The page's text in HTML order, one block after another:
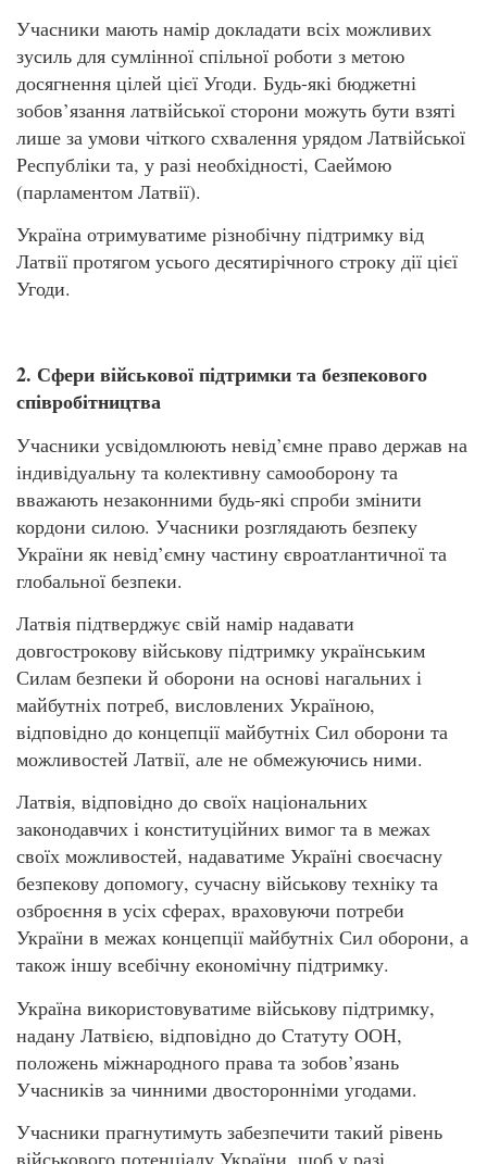
Учасники мають намір докладати всіх можливих
зусиль для сумлінної спільної роботи з метою
досягнення цілей цієї Угоди. Будь-які бюджетні
зобов’язання латвійської сторони можуть бути взяті
лише за умови чіткого схвалення урядом Латвійської
Республіки та, у разі необхідності, Саеймою
(парламентом Латвії).
Україна отримуватиме різнобічну підтримку від
Латвії протягом усього десятирічного строку дії цієї
Угоди.
2. Сфери військової підтримки та безпекового
співробітництва
Учасники усвідомлюють невід’ємне право держав на
індивідуальну та колективну самооборону та
вважають незаконними будь-які спроби змінити
кордони силою. Учасники розглядають безпеку
України як невід’ємну частину євроатлантичної та
глобальної безпеки.
Латвія підтверджує свій намір надавати
довгострокову військову підтримку українським
Силам безпеки й оборони на основі нагальних і
майбутніх потреб, висловлених Україною,
відповідно до концепції майбутніх Сил оборони та
можливостей Латвії, але не обмежуючись ними.
Латвія, відповідно до своїх національних
законодавчих і конституційних вимог та в межах
своїх можливостей, надаватиме Україні своєчасну
безпекову допомогу, сучасну військову техніку та
озброєння в усіх сферах, враховуючи потреби
України в межах концепції майбутніх Сил оборони, а
також іншу всебічну економічну підтримку.
Україна використовуватиме військову підтримку,
надану Латвією, відповідно до Статуту ООН,
положень міжнародного права та зобов’язань
Учасників за чинними двосторонніми угодами.
Учасники прагнутимуть забезпечити такий рівень